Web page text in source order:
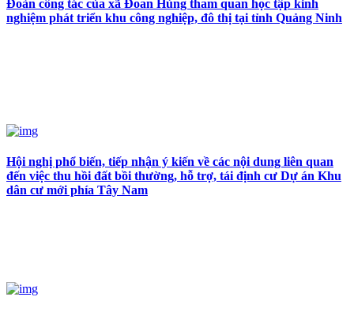
Đoàn công tác của xã Đoan Hùng tham quan học tập kinh
nghiệm phát triển khu công nghiệp, đô thị tại tỉnh Quảng Ninh
Hội nghị phổ biến, tiếp nhận ý kiến về các nội dung liên quan
đến việc thu hồi đất bồi thường, hỗ trợ, tái định cư Dự án Khu
dân cư mới phía Tây Nam